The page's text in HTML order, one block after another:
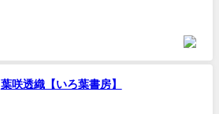
葉咲透織【いろ葉書房】